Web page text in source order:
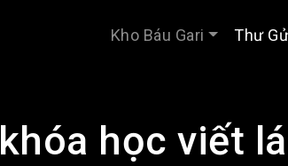
Kho Báu Gari Thư
khóa học viết